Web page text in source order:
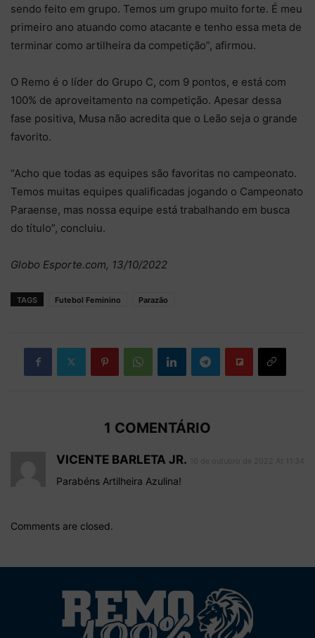
sendo feito em grupo. Temos um grupo muito forte. É meu
primeiro ano atuando como atacante e tenho essa meta de
terminar como artilheira da competição”, afirmou.
O Remo é o líder do Grupo C, com 9 pontos, e está com
100% de aproveitamento na competição. Apesar dessa
fase positiva, Musa não acredita que o Leão seja o grande
favorito.
“Acho que todas as equipes são favoritas no campeonato.
Temos muitas equipes qualificadas jogando o Campeonato
Paraense, mas nossa equipe está trabalhando em busca
do título”, concluiu.
Globo Esporte.com, 13/10/2022
TAGS Futebol Feminino Parazão
1 COMENTÁRIO
VICENTE BARLETA JR.
Parabéns Artilheira Azulina!
Comments are closed.